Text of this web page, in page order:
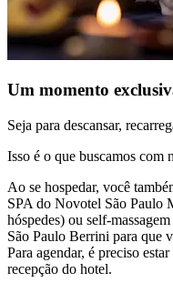
Um momento
Seja para descansar,
Isso é o que buscamos com
Ao se hospedar, você
SPA do Novotel São Paulo
hóspedes) ou self-
São Paulo Berrini para que
Para agendar, é preciso
recepção do hotel.